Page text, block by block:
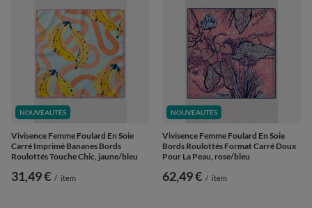
NOUVEAUTÉS
Vivisence Femme Foulard En Soie
Carré Imprimé Bananes Bords
Roulottés Touche Chic, jaune/bleu
31,49 € / item
NOUVEAUTÉS
Vivisence Femme Foulard En Soie
Bords Roulottés Format Carré Doux
Pour La Peau, rose/bleu
62,49 € / item